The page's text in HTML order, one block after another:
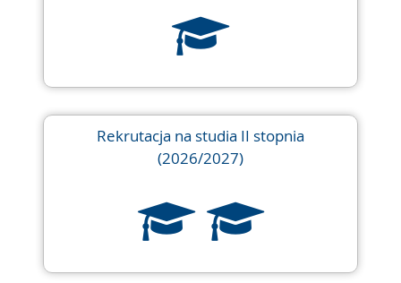
Rekrutacja na studia II stopnia
(2026/2027)